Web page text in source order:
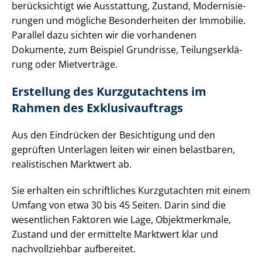
berücksichtigt wie Ausstattung, Zustand, Mo­der­ni­sie­
run­gen und mögliche Besonderheiten der Immobilie.
Parallel dazu sichten wir die vorhandenen
Dokumente, zum Beispiel Grundrisse, Tei­lungs­er­klä­
rung oder Mietverträge.
Erstellung des Kurzgutachtens im
Rahmen des Ex­klu­siv­auf­trags
Aus den Eindrücken der Besichtigung und den
geprüften Unterlagen leiten wir einen belastbaren,
realistischen Marktwert ab.
Sie erhalten ein schriftliches Kurzgutachten mit einem
Umfang von etwa 30 bis 45 Seiten. Darin sind die
wesentlichen Faktoren wie Lage, Objektmerkmale,
Zustand und der ermittelte Marktwert klar und
nachvollziehbar aufbereitet.